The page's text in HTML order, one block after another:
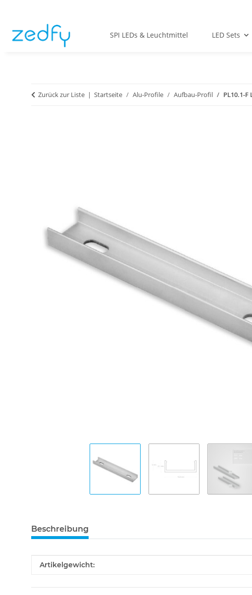
SPI LEDs & Leuchtmittel LED Sets
Zurück zur Liste Startseite Alu-Profile Aufbau-Profil PL10.1-
Beschreibung
Produkteigenschaft
Wert
Artikelgewicht: